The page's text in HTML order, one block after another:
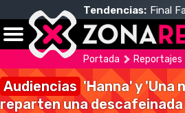
Tendencias: Final
Portada Reportajes
Audiencias 'Hanna' y 'Una
reparten una descafeinada